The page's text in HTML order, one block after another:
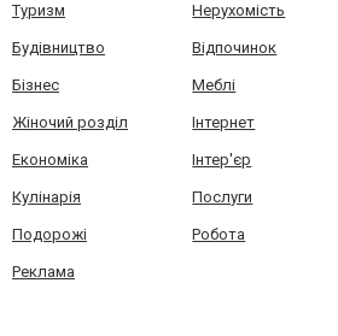
Туризм Нерухомість
Будівництво Відпочинок
Бізнес Меблі
Жіночий розділ Інтернет
Економіка Інтер'єр
Кулінарія Послуги
Подорожі Робота
Реклама